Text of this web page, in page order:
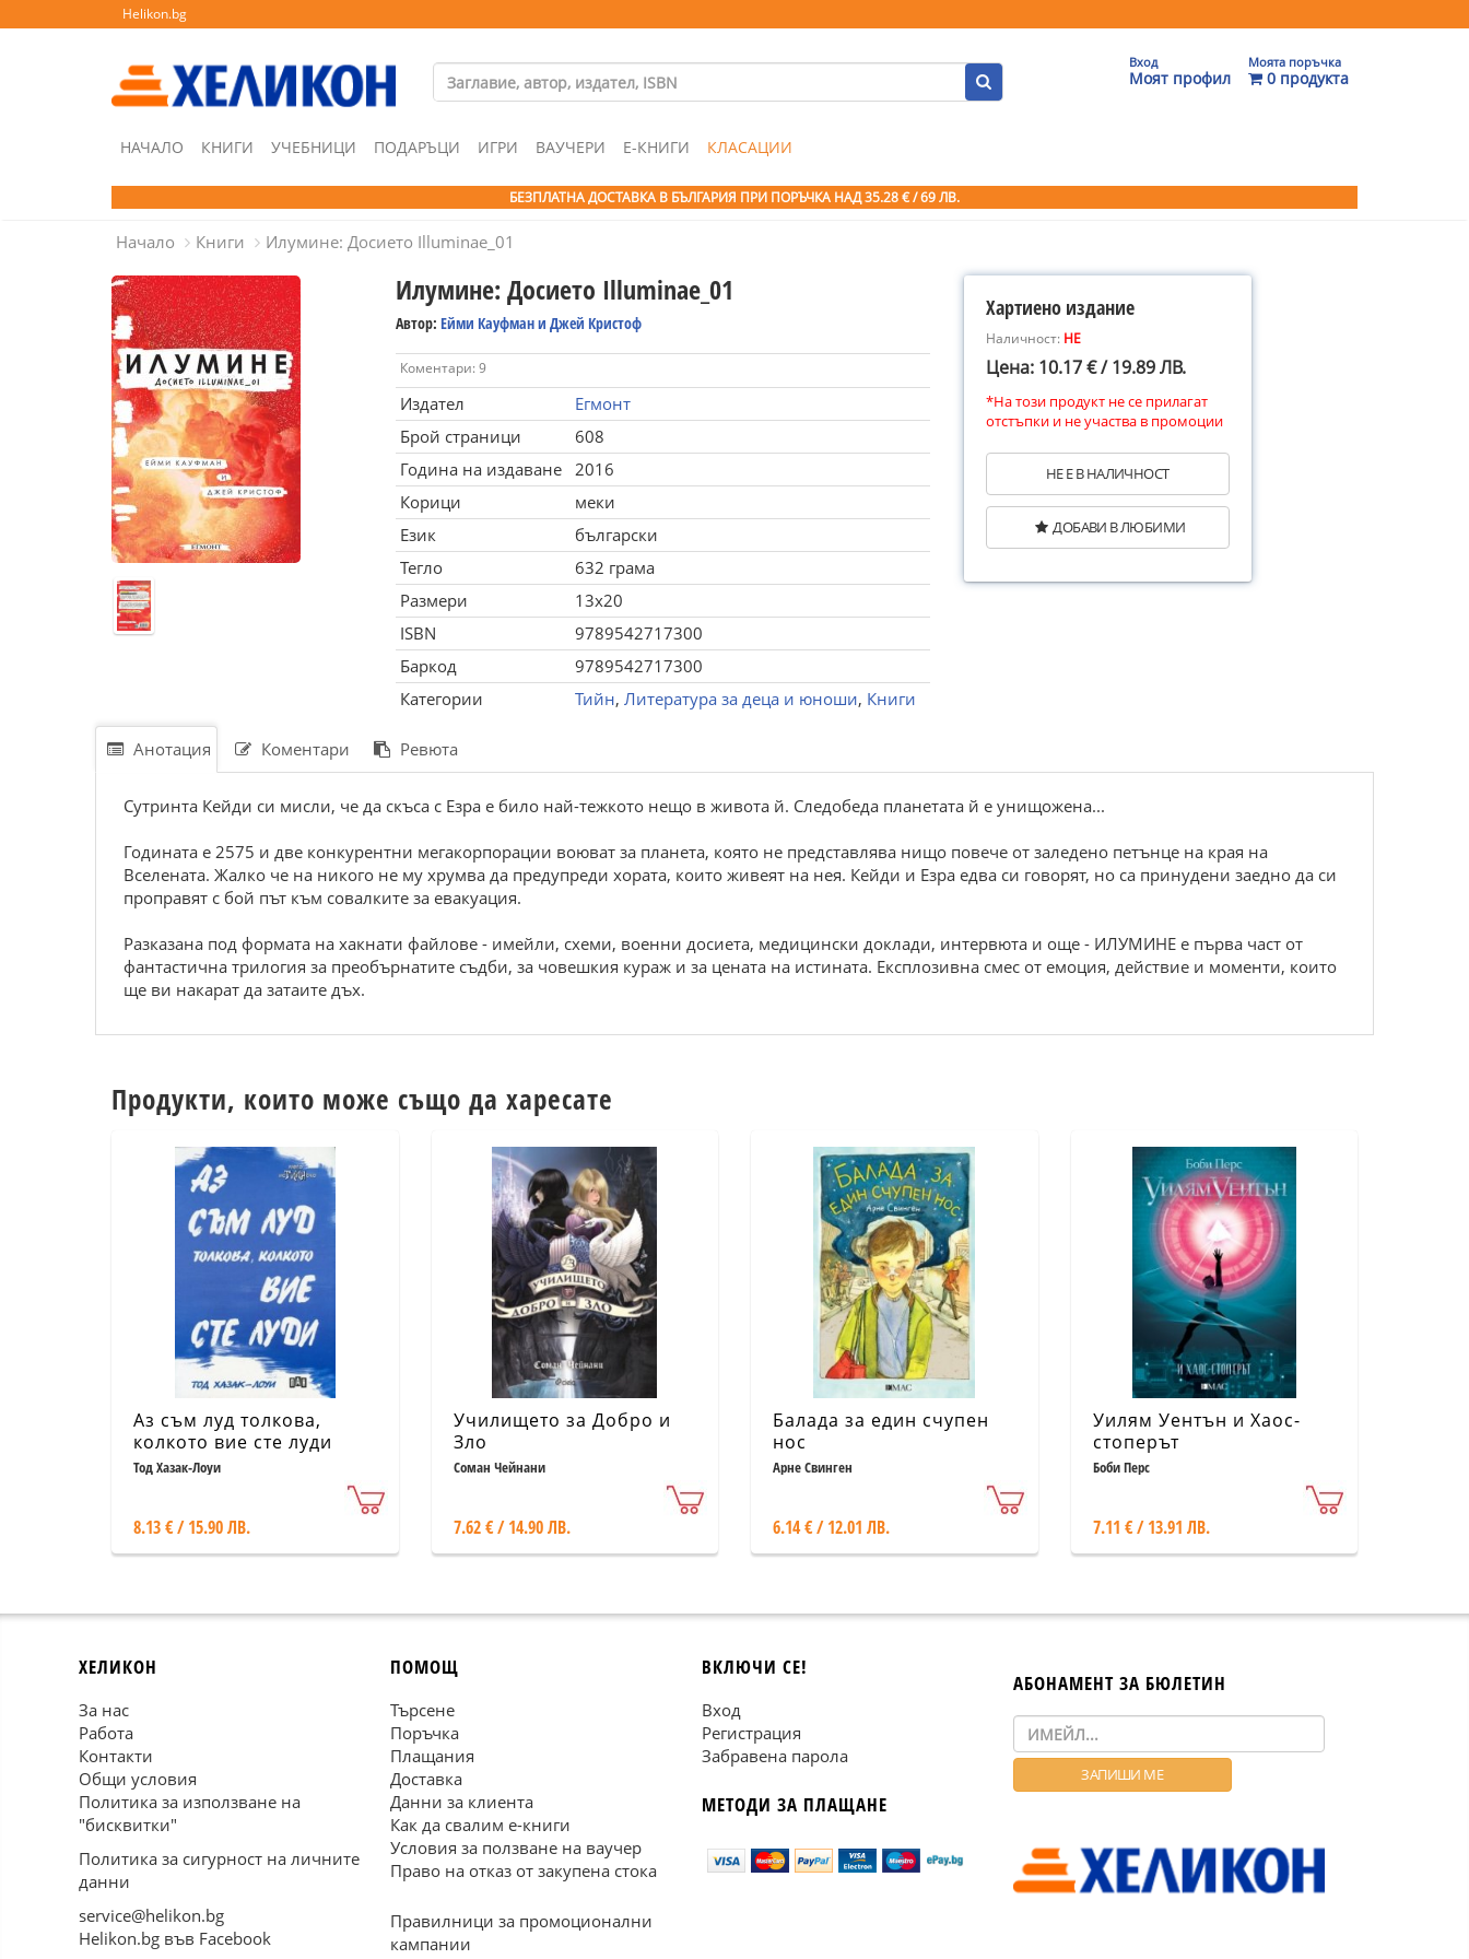
Helikon.bg
Вход
Моят профил
Моята поръчка
0 продукта
НАЧАЛО КНИГИ УЧЕБНИЦИ ПОДАРЪЦИ ИГРИ ВАУЧЕРИ Е-КНИГИ КЛАСАЦИИ
БЕЗПЛАТНА ДОСТАВКА В БЪЛГАРИЯ ПРИ ПОРЪЧКА НАД 35.28 € / 69 ЛВ.
Начало Книги Илумине: Досието Illuminae_01
Илумине: Досието Illuminae_01
Автор: Ейми Кауфман и Джей Кристоф
Коментари: 9
Издател
Егмонт
Брой страници
608
Година на издаване
2016
Корици
меки
Език
български
Тегло
632 грама
Размери
13x20
ISBN
9789542717300
Баркод
9789542717300
Категории
Тийн, Литература за деца и юноши, Книги
Хартиено издание
Наличност: НЕ
Цена: 10.17 € / 19.89 ЛВ.
*На този продукт не се прилагат
отстъпки и не участва в промоции
НЕ Е В НАЛИЧНОСТ
ДОБАВИ В ЛЮБИМИ
Анотация Коментари Ревюта
Сутринта Кейди си мисли, че да скъса с Езра е било най-тежкото нещо в живота й. Следобеда планетата й е унищожена...
Годината е 2575 и две конкурентни мегакорпорации воюват за планета, която не представлява нищо повече от заледено петънце на края на
Вселената. Жалко че на никого не му хрумва да предупреди хората, които живеят на нея. Кейди и Езра едва си говорят, но са принудени заедно да си
проправят с бой път към совалките за евакуация.
Разказана под формата на хакнати файлове - имейли, схеми, военни досиета, медицински доклади, интервюта и още - ИЛУМИНЕ е първа част от
фантастична трилогия за преобърнатите съдби, за човешкия кураж и за цената на истината. Експлозивна смес от емоция, действие и моменти, които
ще ви накарат да затаите дъх.
Продукти, които може също да харесате
Аз съм луд толкова,
колкото вие сте луди
Тод Хазак-Лоуи
8.13 € / 15.90 ЛВ.
Училището за Добро и
Зло
Соман Чейнани
7.62 € / 14.90 ЛВ.
Балада за един счупен
нос
Арне Свинген
6.14 € / 12.01 ЛВ.
Уилям Уентън и Хаос-
стоперът
Боби Перс
7.11 € / 13.91 ЛВ.
ХЕЛИКОН
За нас
Работа
Контакти
Общи условия
Политика за използване на
"бисквитки"
Политика за сигурност на личните
данни
service@helikon.bg
Helikon.bg във Facebook
ПОМОЩ
Търсене
Поръчка
Плащания
Доставка
Данни за клиента
Как да свалим е-книги
Условия за ползване на ваучер
Право на отказ от закупена стока
Правилници за промоционални
кампании
ВКЛЮЧИ СЕ!
Вход
Регистрация
Забравена парола
МЕТОДИ ЗА ПЛАЩАНЕ
АБОНАМЕНТ ЗА БЮЛЕТИН